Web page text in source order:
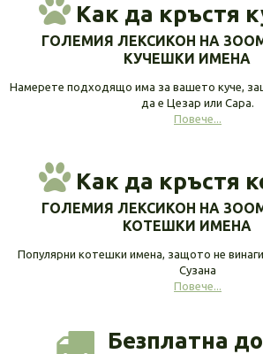
Как да кръстя
ГОЛЕМИЯ ЛЕКСИКОН НА
КУЧЕШКИ ИМЕНА
Намерете подходящо има за вашето куче,
да е Цезар или Сара.
Повече...
Как да кръстя
ГОЛЕМИЯ ЛЕКСИКОН НА
КОТЕШКИ ИМЕНА
Популярни котешки имена, защото не
Сузана
Повече...
Безплатна